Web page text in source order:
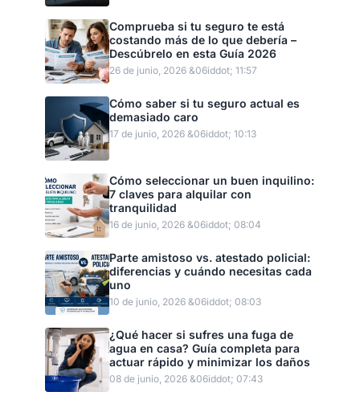
Comprueba si tu seguro te está
costando más de lo que debería –
Descúbrelo en esta Guía 2026
26 de junio, 2026 &06iddot; 11:57
Cómo saber si tu seguro actual es
demasiado caro
17 de junio, 2026 &06iddot; 10:13
Cómo seleccionar un buen inquilino:
7 claves para alquilar con
tranquilidad
16 de junio, 2026 &06iddot; 08:04
Parte amistoso vs. atestado policial:
diferencias y cuándo necesitas cada
uno
10 de junio, 2026 &06iddot; 08:03
¿Qué hacer si sufres una fuga de
agua en casa? Guía completa para
actuar rápido y minimizar los daños
08 de junio, 2026 &06iddot; 07:43